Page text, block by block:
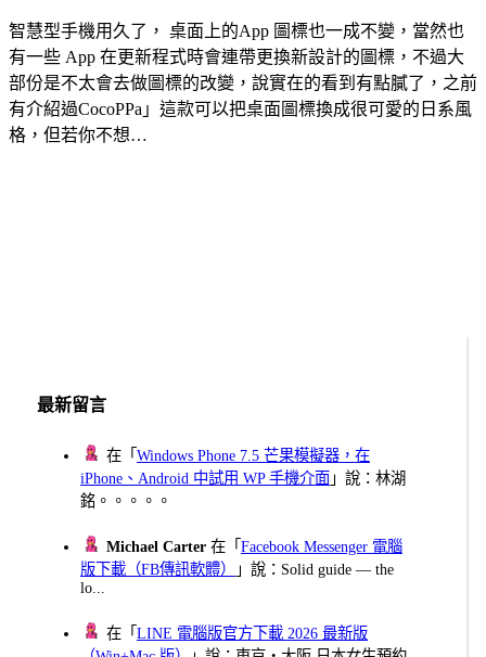
智慧型手機用久了， 桌面上的App 圖標也一成不變，當然也
有一些 App 在更新程式時會連帶更換新設計的圖標，不過大
部份是不太會去做圖標的改變，說實在的看到有點膩了，之前
有介紹過CocoPPa」這款可以把桌面圖標換成很可愛的日系風
格，但若你不想…
最新留言
在「Windows Phone 7.5 芒果模擬器，在
iPhone、Android 中試用 WP 手機介面 」說：林湖
銘。。。。。
Michael Carter 在「Facebook Messenger 電腦
版下載（FB傳訊軟體）
」說：Solid guide — the
lo...
在「LINE 電腦版官方下載 2026 最新版